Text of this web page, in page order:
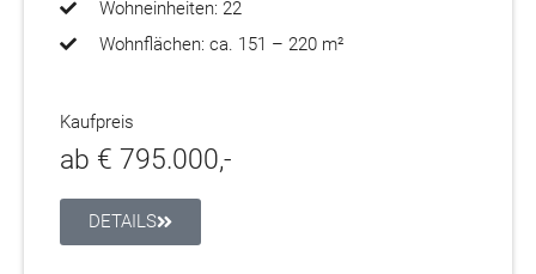
Wohneinheiten: 22
Wohnflächen: ca. 151 – 220 m²
Kaufpreis
ab € 795.000,-
DETAILS